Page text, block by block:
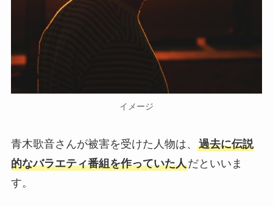
イメージ
青木歌音さんが被害を受けた人物は、 過去に伝説
的なバラエティ番組を作っていた人だといいま
す。